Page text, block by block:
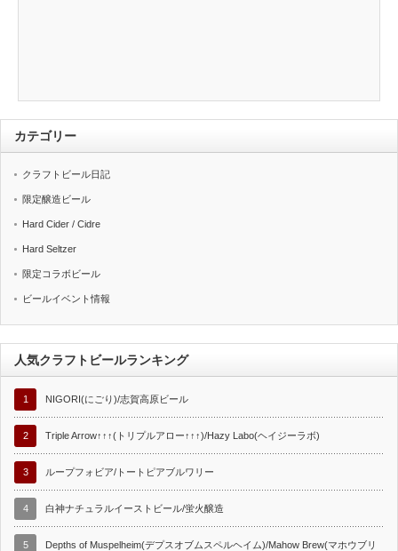
カテゴリー
クラフトビール日記
限定醸造ビール
Hard Cider / Cidre
Hard Seltzer
限定コラボビール
ビールイベント情報
人気クラフトビールランキング
1 NIGORI(にごり)/志賀高原ビール
2 Triple Arrow↑↑↑(トリプルアロー↑↑↑)/Hazy Labo(ヘイジーラボ)
3 ループフォビア/トートピアブルワリー
4 白神ナチュラルイーストビール/蛍火醸造
5 Depths of Muspelheim(デプスオブムスペルヘイム)/Mahow Brew(マホウブリ